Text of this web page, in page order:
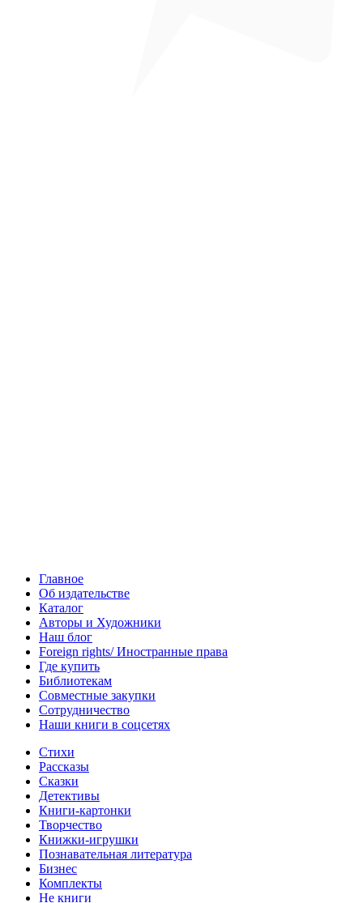
Главное
Об издательстве
Каталог
Авторы и Художники
Наш блог
Foreign rights/ Иностранные права
Где купить
Библиотекам
Совместные закупки
Сотрудничество
Наши книги в соцсетях
Стихи
Рассказы
Сказки
Детективы
Книги-картонки
Творчество
Книжки-игрушки
Познавательная литература
Бизнес
Комплекты
Не книги